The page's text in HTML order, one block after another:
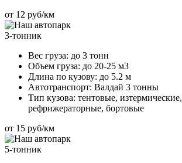
от 12 руб/км
3-тонник
Вес груза: до 3 тонн
Объем груза: до 20-25 м3
Длина по кузову: до 5.2 м
Автотранспорт: Валдай 3 тонны
Тип кузова: тентовые, изтермические,
рефрижераторные, бортовые
от 15 руб/км
5-тонник